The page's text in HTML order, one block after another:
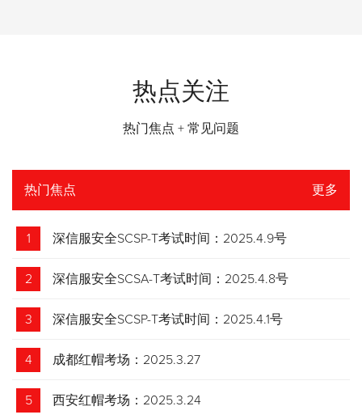
热点关注
热门焦点 + 常见问题
热门焦点 更多
1 深信服安全SCSP-T考试时间：2025.4.9号
2 深信服安全SCSA-T考试时间：2025.4.8号
3 深信服安全SCSP-T考试时间：2025.4.1号
4 成都红帽考场：2025.3.27
5 西安红帽考场：2025.3.24